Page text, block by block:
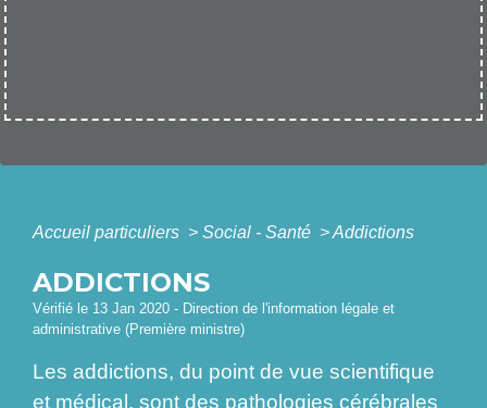
Accueil particuliers > Social - Santé >Addictions
ADDICTIONS
Vérifié le 13 Jan 2020 - Direction de l'information légale et
administrative (Première ministre)
Les addictions, du point de vue scientifique
et médical, sont des pathologies cérébrales